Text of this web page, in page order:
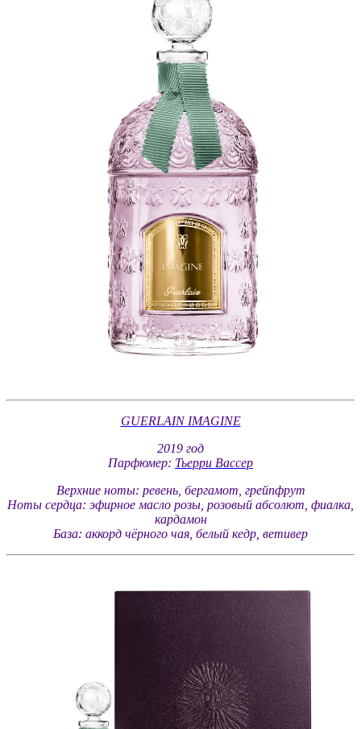
GUERLAIN IMAGINE
2019 год
Парфюмер: Тьерри Вассер
Верхние ноты: ревень, бергамот, грейпфрут
Ноты сердца: эфирное масло розы, розовый абсолют, фиалка,
кардамон
База: аккорд чёрного чая, белый кедр, ветивер